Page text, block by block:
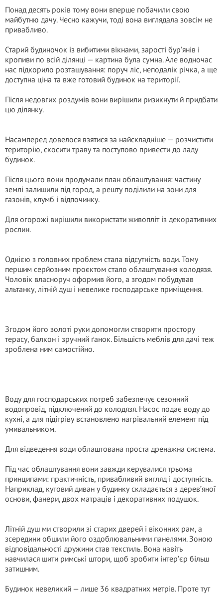
Понад десять років тому вони вперше побачили свою
майбутню дачу. Чесно кажучи, тоді вона виглядала зовсім не
привабливо.
Старий будиночок із вибитими вікнами, зарості бур’янів і
кропиви по всій ділянці — картина була сумна. Але водночас
нас підкорило розташування: поруч ліс, неподалік річка, а ще
доступна ціна та вже готовий будинок на території.
Після недовгих роздумів вони вирішили ризикнути й придбати
цю ділянку.
Насамперед довелося взятися за найскладніше — розчистити
територію, скосити траву та поступово привести до ладу
будинок.
Після цього вони продумали план облаштування: частину
землі залишили під город, а решту поділили на зони для
газонів, клумб і відпочинку.
Для огорожі вирішили використати живопліт із декоративних
рослин.
Однією з головних проблем стала відсутність води. Тому
першим серйозним проєктом стало облаштування колодязя.
Чоловік власноруч оформив його, а згодом побудував
альтанку, літній душ і невелике господарське приміщення.
Згодом його золоті руки допомогли створити простору
терасу, балкон і зручний ґанок. Більшість меблів для дачі теж
зроблена ним самостійно.
Воду для господарських потреб забезпечує сезонний
водопровід, підключений до колодязя. Насос подає воду до
кухні, а для підігріву встановлено нагрівальний елемент під
умивальником.
Для відведення води облаштована проста дренажна система.
Під час облаштування вони завжди керувалися трьома
принципами: практичність, привабливий вигляд і доступність.
Наприклад, кутовий диван у будинку складається з дерев’яної
основи, фанери, двох матраців і декоративних подушок.
Літній душ ми створили зі старих дверей і віконних рам, а
зсередини обшили його оздоблювальними панелями. Зоною
відповідальності дружини став текстиль. Вона навіть
навчилася шити римські штори, щоб зробити інтер’єр більш
затишним.
Будинок невеликий — лише 36 квадратних метрів. Проте тут